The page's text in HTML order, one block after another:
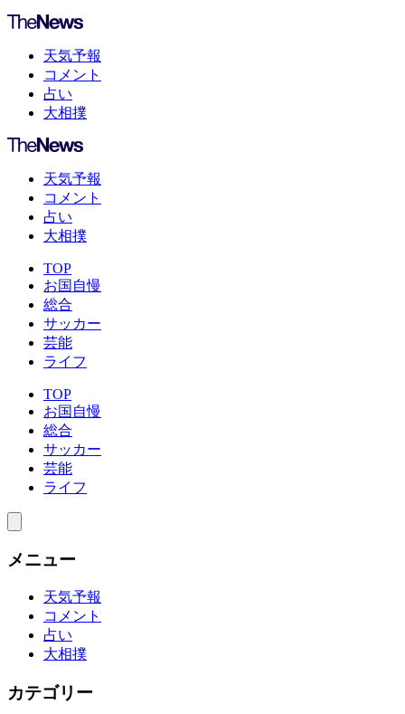
天気予報
コメント
占い
大相撲
天気予報
コメント
占い
大相撲
TOP
お国自慢
総合
サッカー
芸能
ライフ
TOP
お国自慢
総合
サッカー
芸能
ライフ
メニュー
天気予報
コメント
占い
大相撲
カテゴリー